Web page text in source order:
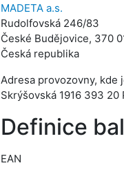
MADETA a.s.
Rudolfovská 246/83
České Budějovice, 370
Česká republika
Adresa provozovny, kde
Skrýšovská 1916 393 20
Definice
EAN